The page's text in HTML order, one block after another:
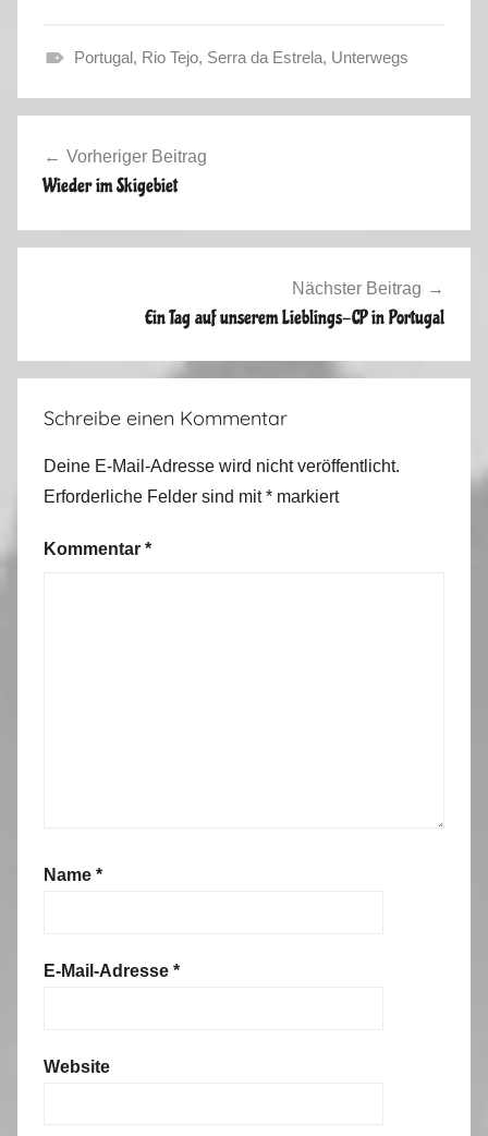
e
s
t
Portugal, Rio Tejo, Serra da Estrela, Unterwegs
Vorheriger Beitrag
Wieder im Skigebiet
Nächster Beitrag
Ein Tag auf unserem Lieblings-CP in Portugal
Schreibe einen Kommentar
Deine E-Mail-Adresse wird nicht veröffentlicht.
Erforderliche Felder sind mit* markiert
Kommentar *
Name *
E-Mail-Adresse *
Website